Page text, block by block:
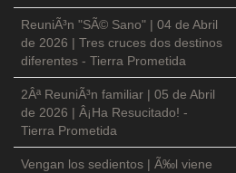
ReuniÃ³n "SÃ© Sano" | 04 de Abril
de 2026 | Tres cruces dos destinos
diferentes - Tierra Prometida
2Âª ReuniÃ³n familiar | 05 de Abril
de 2026 | Â¡Ha Resucitado! -
Tierra Prometida
Vengan los sedientos | Ã‰l viene